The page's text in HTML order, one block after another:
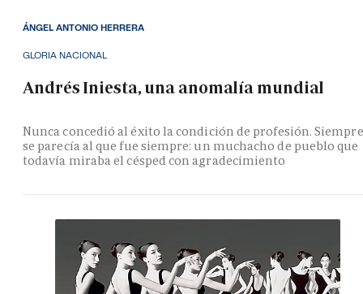
GLORIA NACIONAL
Andrés Iniesta, una anomalía mundial
Nunca concedió al éxito la condición de profesión. Siempre
se parecía al que fue siempre: un muchacho de pueblo que
todavía miraba el césped con agradecimiento
ÁNGEL ANTONIO HERRERA